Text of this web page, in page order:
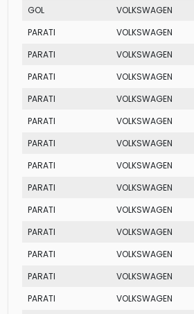
GOL
VOLKSWAGEN
PARATI
VOLKSWAGEN
PARATI
VOLKSWAGEN
PARATI
VOLKSWAGEN
PARATI
VOLKSWAGEN
PARATI
VOLKSWAGEN
PARATI
VOLKSWAGEN
PARATI
VOLKSWAGEN
PARATI
VOLKSWAGEN
PARATI
VOLKSWAGEN
PARATI
VOLKSWAGEN
PARATI
VOLKSWAGEN
PARATI
VOLKSWAGEN
PARATI
VOLKSWAGEN